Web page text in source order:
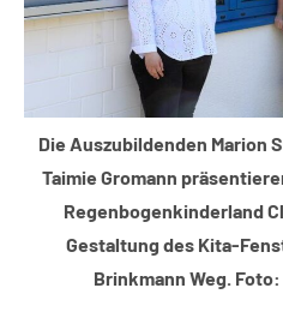
Die Auszubildenden Marion
Taimie Gromann
Regenbogenkinderland
Gestaltung des Kita-
Brinkmann Weg.